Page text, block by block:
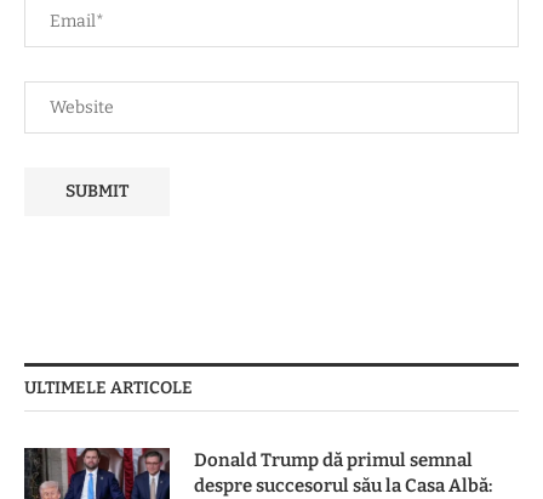
ULTIMELE ARTICOLE
Donald Trump dă primul semnal
despre succesorul său la Casa Albă: